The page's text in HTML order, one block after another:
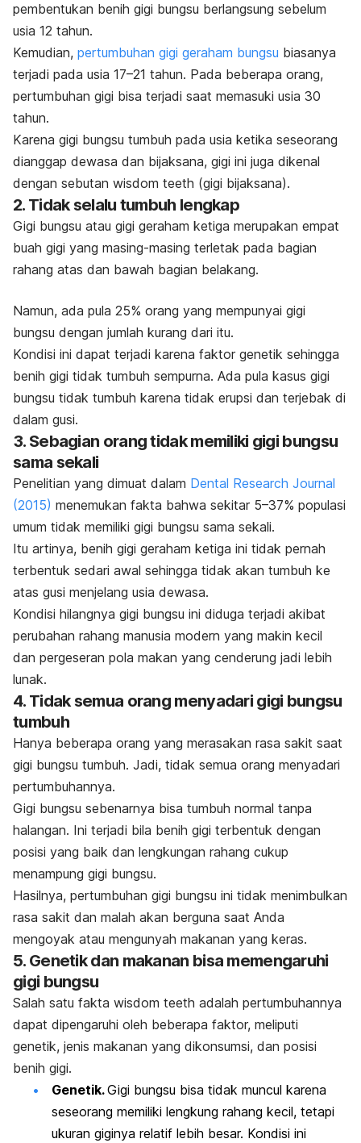
pembentukan benih gigi bungsu berlangsung sebelum
usia 12 tahun.
Kemudian, pertumbuhan gigi geraham bungsu biasanya
terjadi pada usia 17–21 tahun. Pada beberapa orang,
pertumbuhan gigi bisa terjadi saat memasuki usia 30
tahun.
Karena gigi bungsu tumbuh pada usia ketika seseorang
dianggap dewasa dan bijaksana, gigi ini juga dikenal
dengan sebutan wisdom teeth (gigi bijaksana).
2. Tidak selalu tumbuh lengkap
Gigi bungsu atau gigi geraham ketiga merupakan empat
buah gigi yang masing-masing terletak pada bagian
rahang atas dan bawah bagian belakang.
Namun, ada pula 25% orang yang mempunyai gigi
bungsu dengan jumlah kurang dari itu.
Kondisi ini dapat terjadi karena faktor genetik sehingga
benih gigi tidak tumbuh sempurna. Ada pula kasus gigi
bungsu tidak tumbuh karena tidak erupsi dan terjebak di
dalam gusi.
3. Sebagian orang tidak memiliki gigi bungsu
sama sekali
Penelitian yang dimuat dalam Dental Research Journal
(2015) menemukan fakta bahwa sekitar 5–37% populasi
umum tidak memiliki gigi bungsu sama sekali.
Itu artinya, benih gigi geraham ketiga ini tidak pernah
terbentuk sedari awal sehingga tidak akan tumbuh ke
atas gusi menjelang usia dewasa.
Kondisi hilangnya gigi bungsu ini diduga terjadi akibat
perubahan rahang manusia modern yang makin kecil
dan pergeseran pola makan yang cenderung jadi lebih
lunak.
4. Tidak semua orang menyadari gigi bungsu
tumbuh
Hanya beberapa orang yang merasakan rasa sakit saat
gigi bungsu tumbuh. Jadi, tidak semua orang menyadari
pertumbuhannya.
Gigi bungsu sebenarnya bisa tumbuh normal tanpa
halangan. Ini terjadi bila benih gigi terbentuk dengan
posisi yang baik dan lengkungan rahang cukup
menampung gigi bungsu.
Hasilnya, pertumbuhan gigi bungsu ini tidak menimbulkan
rasa sakit dan malah akan berguna saat Anda
mengoyak atau mengunyah makanan yang keras.
5. Genetik dan makanan bisa memengaruhi
gigi bungsu
Salah satu fakta wisdom teeth adalah pertumbuhannya
dapat dipengaruhi oleh beberapa faktor, meliputi
genetik, jenis makanan yang dikonsumsi, dan posisi
benih gigi.
Genetik.Gigi bungsu bisa tidak muncul karena
seseorang memiliki lengkung rahang kecil, tetapi
ukuran giginya relatif lebih besar. Kondisi ini